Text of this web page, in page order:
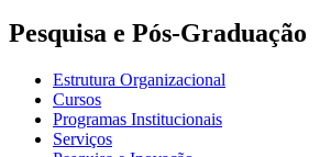
Pesquisa e Pós-Graduação
Estrutura Organizacional
Cursos
Programas Institucionais
Serviços